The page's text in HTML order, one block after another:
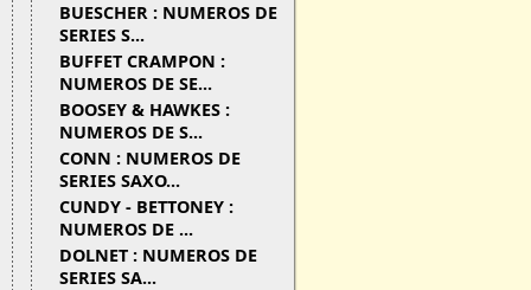
BUESCHER : NUMEROS DE
SERIES S...
BUFFET CRAMPON :
NUMEROS DE SE...
BOOSEY & HAWKES :
NUMEROS DE S...
CONN : NUMEROS DE
SERIES SAXO...
CUNDY - BETTONEY :
NUMEROS DE ...
DOLNET : NUMEROS DE
SERIES SA...